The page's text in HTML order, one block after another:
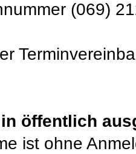
(069)
öffentlich
ist ohne